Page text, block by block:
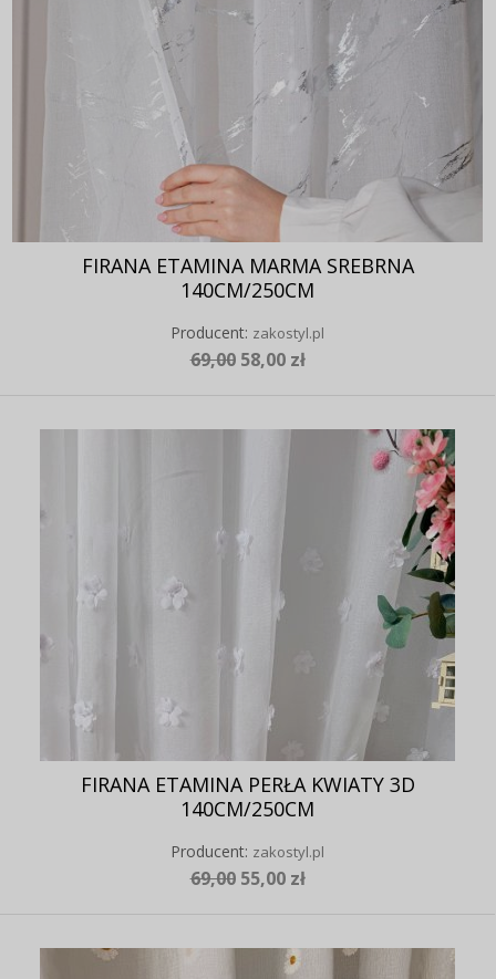
FIRANA ETAMINA MARMA SREBRNA
140CM/250CM
Producent: zakostyl.pl
69,00 58,00 zł
FIRANA ETAMINA PERŁA KWIATY 3D
140CM/250CM
Producent: zakostyl.pl
69,00 55,00 zł